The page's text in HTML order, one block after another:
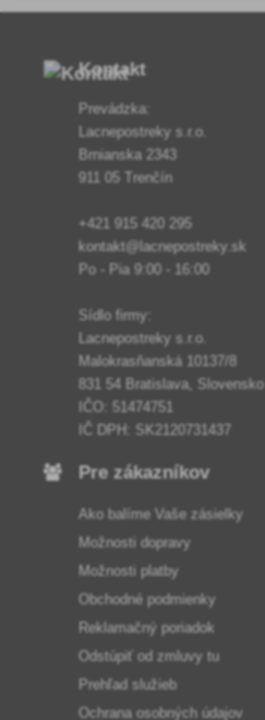
Kontakt
Prevádzka:
Lacnepostreky s.r.o.
Brnianska 2343
911 05 Trenčín
+421 915 420 295
kontakt@lacnepostreky.sk
Po - Pia 9:00 - 16:00
Sídlo firmy:
Lacnepostreky s.r.o.
Malokrasňanská 10137/8
831 54 Bratislava, Slovensko
IČO: 51474751
IČ DPH: SK2120731437
Pre zákazníkov
Ako balíme Vaše zásielky
Možnosti dopravy
Možnosti platby
Obchodné podmienky
Reklamačný poriadok
Odstúpiť od zmluvy tu
Prehľad služieb
Ochrana osobných údajov